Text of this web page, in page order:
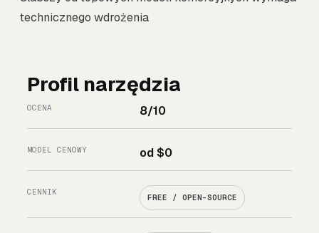
technicznego wdrożenia
Profil narzędzia
OCENA 8/10
MODEL CENOWY od $0
CENNIK
FREE / OPEN-SOURCE